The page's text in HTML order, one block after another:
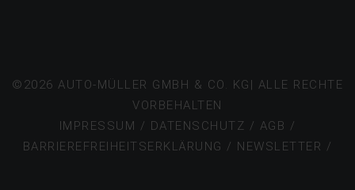
©2026 AUTO-MÜLLER GMBH & CO. KG| ALLE RECHTE
VORBEHALTEN
IMPRESSUM / DATENSCHUTZ / AGB /
BARRIEREFREIHEITSERKLÄRUNG / NEWSLETTER /